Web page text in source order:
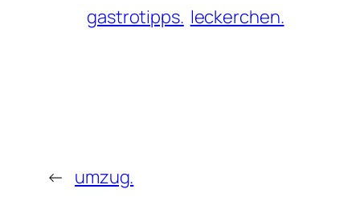
gastrotipps. leckerchen.
← umzug.